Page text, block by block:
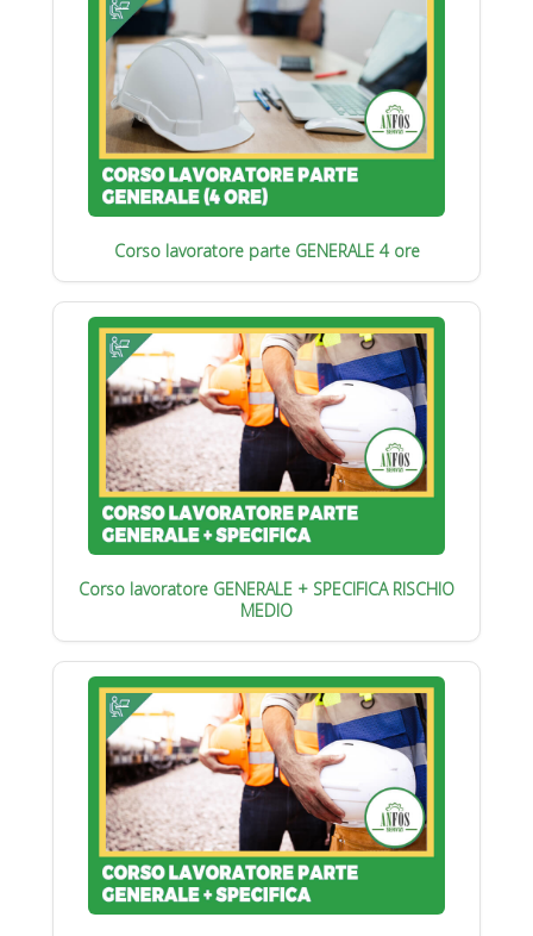
Corso lavoratore parte GENERALE 4 ore
Corso lavoratore GENERALE + SPECIFICA RISCHIO
MEDIO